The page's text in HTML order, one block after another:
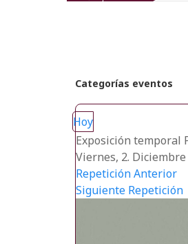
recientes
Categorías eventos
Hoy
Exposición temporal
Viernes, 2. Diciembre
Repetición Anterior
Siguiente Repetición